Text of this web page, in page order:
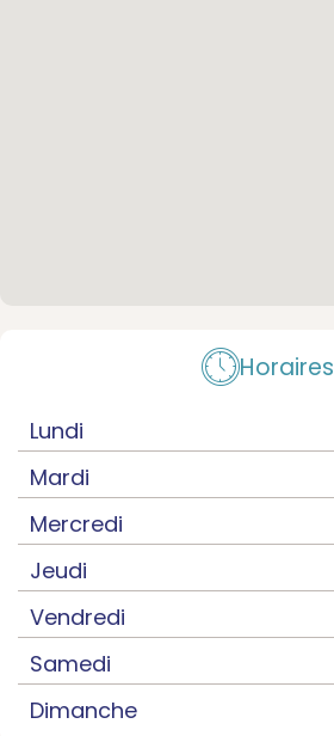
Horaires
Lundi
Mardi
Mercredi
Jeudi
Vendredi
Samedi
Dimanche